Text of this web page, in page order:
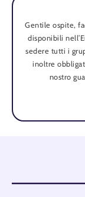
Gentile ospite,
disponibili
sedere tutti i
inoltre
nostro